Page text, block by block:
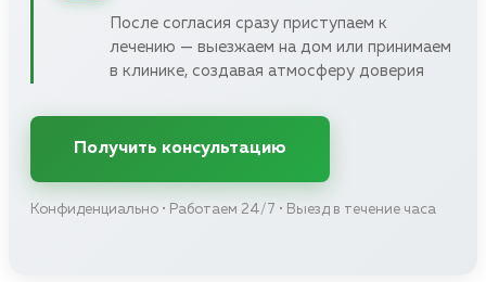
После согласия сразу приступаем к
лечению — выезжаем на дом или принимаем
в клинике, создавая атмосферу доверия
Получить консультацию
Конфиденциально • Работаем 24/7 • Выезд в течение часа